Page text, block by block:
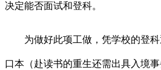
决定能否面试和登科。
为做好此项工做，凭学校的登科
口本（赴读书的重生还需出具入境